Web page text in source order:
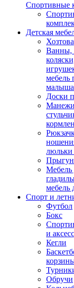
Спортивные
Детская
Ванны,
мебель
Доски
люльки
Мебель
мебель
Спорт и
Футбол
Бокс
и
Кегли
Обручи